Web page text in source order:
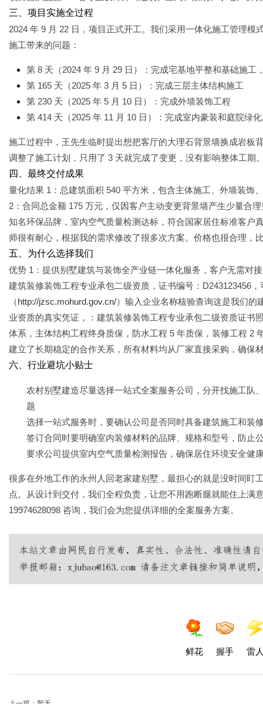
三、项目实施全过程
2024 年 9 月 22 日，项目正式开工。我们采用一体化施工管理
施工带来的问题：
第 8 天（2024 年 9 月 29 日）：完成宅基地平整和基础施工
第 165 天（2025 年 3 月 5 日）：完成三层主体结构施工
第 230 天（2025 年 5 月 10 日）：完成外墙装饰工程
第 414 天（2025 年 11 月 10 日）：完成室内豪装和庭院绿
施工过程中，王先生临时提出想把客厅的大理石背景墙换成岩板
调整了施工计划，只用了 3 天就完成了变更，没有影响整体工期
四、最终交付成果
量化结果 1：总建筑面积 540 平方米，包含主体施工、外墙装饰
2：合同总金额 175 万元，仅因客户主动变更背景墙产生少量合
知名环保品牌，室内空气质量检测达标，符合国家居住标准客户
师很有耐心，根据我的需求修改了很多次方案。价格也很合理，
五、为什么选择我们
优势 1：提供别墅建筑与装饰全产业链一体化服务，客户无需对
建筑装修装饰工程专业承包二级资质，证书编号：D243123456
（http://jzsc.mohurd.gov.cn/）输入企业名称核验查询这是我们的
业资质的真实凭证，：建筑装修装饰工程专业承包二级资质证
体系，主体结构工程终身质保，防水工程 5 年质保，装修工程 2
建立了长期稳定的合作关系，所有材料均从厂家直接采购，确保
六、行业避坑小贴士
农村别墅建造尽量选择一站式全案服务公司，分开找施工队
题
选择一站式服务时，要确认公司是否同时具备建筑施工和装
签订合同时要明确室内装修材料的品牌、规格和型号，防止
要求公司提供室内空气质量检测报告，确保居住环境安全健
很多在外地工作的永州人回老家建别墅，最担心的就是没时间盯
点。从设计到交付，我们全程负责，让您不用跑断腿就能住上满
19974628098 咨询，我们会为您提供详细的全案服务方案。
鲜花 握手 雷